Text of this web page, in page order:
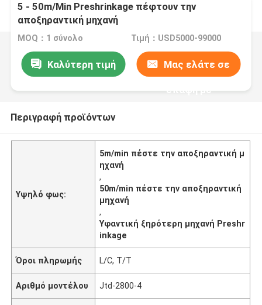
5 - 50m/Min Preshrinkage πέφτουν την
αποξηραντική μηχανή
MOQ：1 σύνολο Τιμή：USD5000-99000
Καλύτερη τιμή Μας ελάτε σε
επαφή με
Περιγραφή προϊόντων
Υψηλό φως:
5m/min πέστε την αποξηραντική μ
ηχανή
,
50m/min πέστε την αποξηραντική
μηχανή
,
Υφαντική ξηρότερη μηχανή Preshr
inkage
Όροι πληρωμής L/C, T/T
Αριθμό μοντέλου Jtd-2800-4